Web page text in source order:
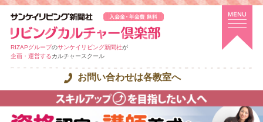
RIZAPグループのサンケイリビング新聞社が
企画・運営するカルチャースクール
お問い合わせは各教室へ